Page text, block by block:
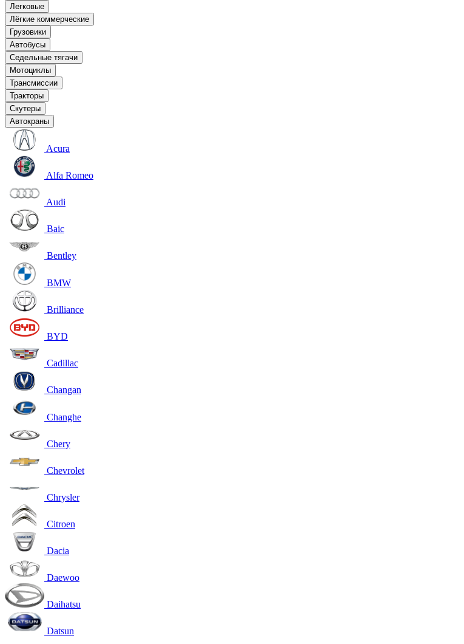
Легковые
Лёгкие коммерческие
Грузовики
Автобусы
Седельные тягачи
Мотоциклы
Трансмиссии
Тракторы
Скутеры
Автокраны
Acura
Alfa Romeo
Audi
Baic
Bentley
BMW
Brilliance
BYD
Cadillac
Changan
Changhe
Chery
Chevrolet
Chrysler
Citroen
Dacia
Daewoo
Daihatsu
Datsun